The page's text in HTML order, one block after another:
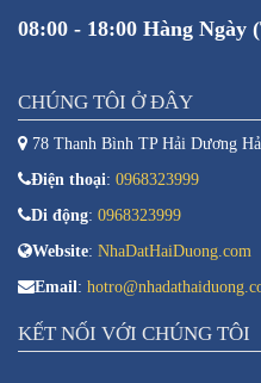
08:00 - 18:00 Hàng Ngày
CHÚNG TÔI Ở ĐÂY
78 Thanh Bình TP Hải Dương
Điện thoại: 0968323999
Di động: 0968323999
Website: NhaDatHaiDuong.com
Email:
KẾT NỐI VỚI CHÚNG TÔI